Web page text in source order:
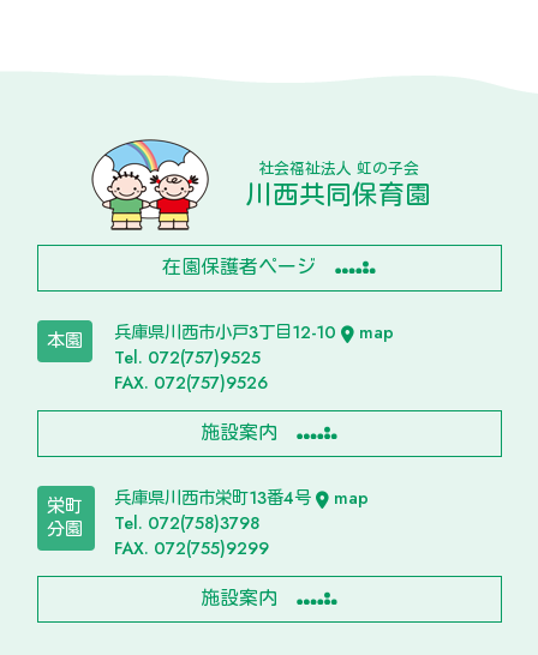
社会福祉法人 虹の子会
川西共同保育園
在園保護者ページ
本園 兵庫県川西市小戸3丁目12-10
map
Tel. 072(757)9525
FAX. 072(757)9526
施設案内
栄町
分園
兵庫県川西市栄町13番4号
map
Tel. 072(758)3798
FAX. 072(755)9299
施設案内